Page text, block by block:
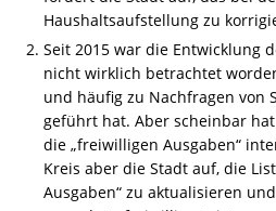
Haushaltsaufstellung zu
Seit 2015 war die Entwicklung
nicht wirklich betrachtet
und häufig zu Nachfragen von
geführt hat. Aber scheinbar
die „freiwilligen Ausgaben“
Kreis aber die Stadt auf, die
Ausgaben“ zu aktualisieren